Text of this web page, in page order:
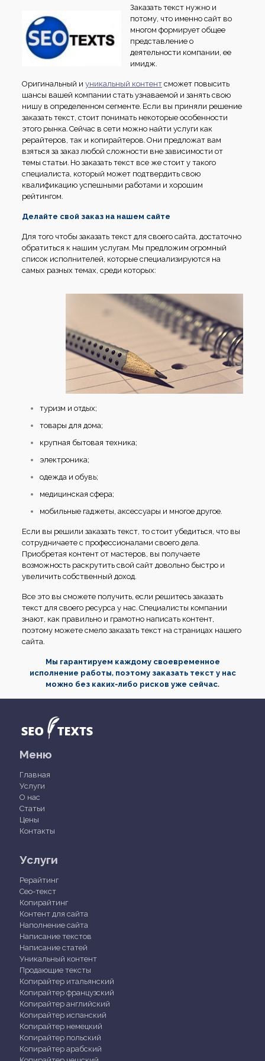
Заказать текст нужно и
потому, что именно сайт во
многом формирует общее
представление о
деятельности компании, ее
имидж.
Оригинальный и уникальный контентсможет повысить
шансы вашей компании стать узнаваемой и занять свою
нишу в определенном сегменте. Если вы приняли решение
заказать текст, стоит понимать некоторые особенности
этого рынка. Сейчас в сети можно найти услуги как
рерайтеров, так и копирайтеров. Они предложат вам
взяться за заказ любой сложности вне зависимости от
темы статьи. Но заказать текст все же стоит у такого
специалиста, который может подтвердить свою
квалификацию успешными работами и хорошим
рейтингом.
Делайте свой заказ на нашем сайте
Для того чтобы заказать текст для своего сайта, достаточно
обратиться к нашим услугам. Мы предложим огромный
список исполнителей, которые специализируются на
самых разных темах, среди которых:
туризм и отдых;
товары для дома;
крупная бытовая техника;
электроника;
одежда и обувь;
медицинская сфера;
мобильные гаджеты, аксессуары и многое другое.
Если вы решили заказать текст, то стоит убедиться, что вы
сотрудничаете с профессионалами своего дела.
Приобретая контент от мастеров, вы получаете
возможность раскрутить свой сайт довольно быстро и
увеличить собственный доход.
Все это вы сможете получить, если решитесь заказать
текст для своего ресурса у нас. Специалисты компании
знают, как правильно и грамотно написать контент,
поэтому можете смело заказать текст на страницах нашего
сайта.
Мы гарантируем каждому своевременное
исполнение работы, поэтому заказать текст у нас
можно без каких-либо рисков уже сейчас.
Меню
Главная
Услуги
О нас
Статьи
Цены
Контакты
Услуги
Рерайтинг
Сео-текст
Копирайтинг
Контент для сайта
Наполнение сайта
Написание текстов
Написание статей
Уникальный контент
Продающие тексты
Копирайтер итальянский
Копирайтер французский
Копирайтер английский
Копирайтер испанский
Копирайтер немецкий
Копирайтер польский
Копирайтер арабский